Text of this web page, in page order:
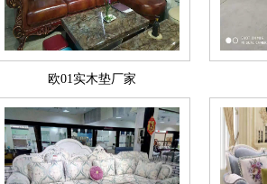
欧01实木垫厂家